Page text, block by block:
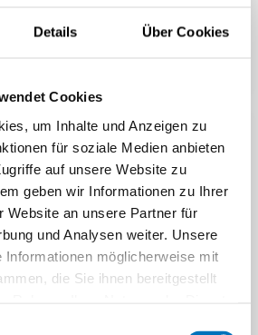
Details Über Cookies
Cookies
um Inhalte und Anzeigen zu
für soziale Medien anbieten
auf unsere Website zu
geben wir Informationen zu Ihrer
Website an unsere Partner für
und Analysen weiter. Unsere
Informationen möglicherweise mit
die Sie ihnen bereitgestellt
neue Power-to-X Congress…